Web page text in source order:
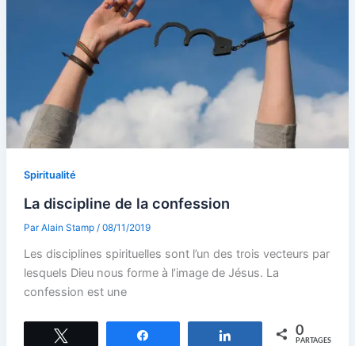
Spiritualité
La discipline de la confession
Par Alain Stamp / 08/11/2019
Les disciplines spirituelles sont l’un des trois vecteurs par
lesquels Dieu nous forme à l’image de Jésus. La
confession est une
Partagez 0
PARTAGES